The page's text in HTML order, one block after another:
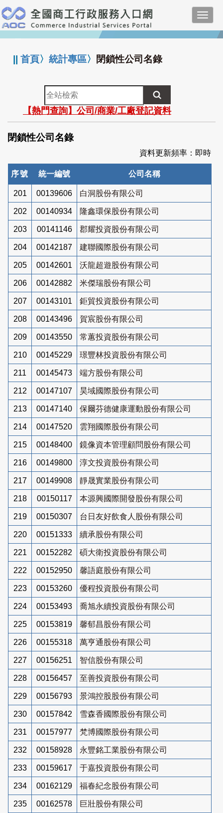
跳
到
主
要
:::
||首頁〉統計專區〉 閉鎖性公司名錄
全
站
檢
索
【熱門查詢】公司/商業/工廠登記資料
閉鎖性公司名錄
資料更新頻率：即時
序號 統一編號 公司名稱
201 00139606 白洞股份有限公司
202 00140934 隆鑫環保股份有限公司
203 00141146 郡耀投資股份有限公司
204 00142187 建聯國際股份有限公司
205 00142601 沃龍超遊股份有限公司
206 00142882 米傑瑞股份有限公司
207 00143101 鉅貿投資股份有限公司
208 00143496 賀宸股份有限公司
209 00143550 常蕙投資股份有限公司
210 00145229 璟豐林投資股份有限公司
211 00145473 端方股份有限公司
212 00147107 昊域國際股份有限公司
213 00147140 保爾芬德健康運動股份有限公司
214 00147520 雲翔國際股份有限公司
215 00148400 鏡像資本管理顧問股份有限公司
216 00149800 淳文投資股份有限公司
217 00149908 靜晟實業股份有限公司
218 00150117 本源興國際開發股份有限公司
219 00150307 台日友好飲食人股份有限公司
220 00151333 續承股份有限公司
221 00152282 碩大衛投資股份有限公司
222 00152950 馨語庭股份有限公司
223 00153260 優程投資股份有限公司
224 00153493 喬旭永續投資股份有限公司
225 00153819 馨郁昌股份有限公司
226 00155318 萬亨通股份有限公司
227 00156251 智信股份有限公司
228 00156457 至善投資股份有限公司
229 00156793 景鴻控股股份有限公司
230 00157842 雪森香國際股份有限公司
231 00157977 梵博國際股份有限公司
232 00158928 永豐銘工業股份有限公司
233 00159617 于嘉投資股份有限公司
234 00162129 福春紀念股份有限公司
235 00162578 巨壯股份有限公司